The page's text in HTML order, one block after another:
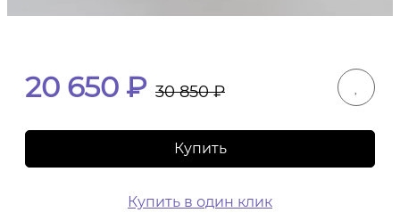
20 650 ₽ 30 850₽
Купить
Купить в один клик